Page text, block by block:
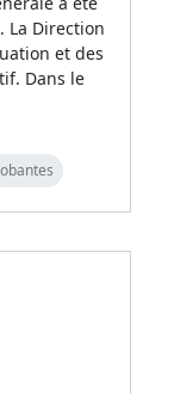
La Direction
et des
Dans le